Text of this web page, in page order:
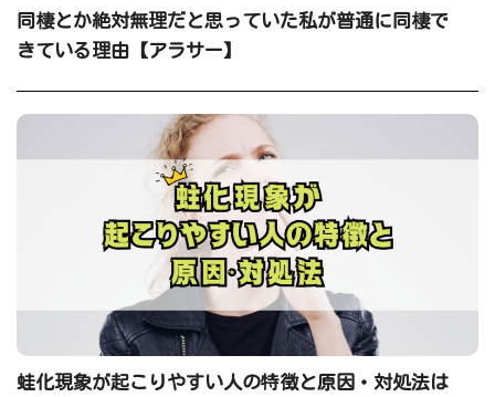
同棲とか絶対無理だと思っていた私が普通に同棲で
きている理由【アラサー】
蛙化現象が起こりやすい人の特徴と原因・対処法は